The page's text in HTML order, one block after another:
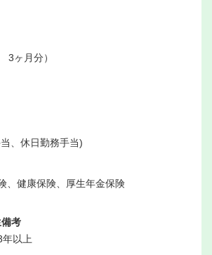
ヶ月分）
、休日勤務手当)
、健康保険、厚生年金保険
考
年以上